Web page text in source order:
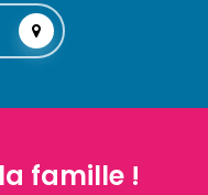
famille !